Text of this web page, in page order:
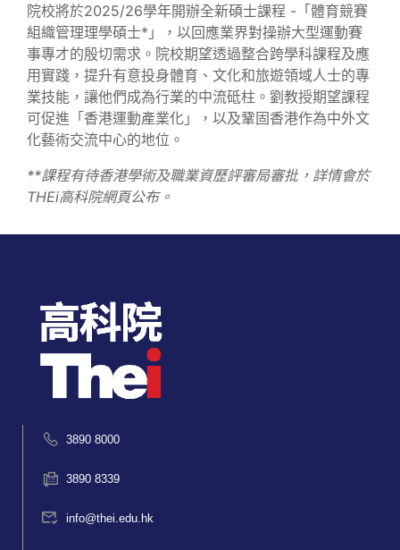
院校將於2025/26學年開辦全新碩士課程 -「體育競賽
組織管理理學碩士*」，以回應業界對操辦大型運動賽
事專才的殷切需求。院校期望透過整合跨學科課程及應
用實踐，提升有意投身體育、文化和旅遊領域人士的專
業技能，讓他們成為行業的中流砥柱。劉教授期望課程
可促進「香港運動產業化」，以及鞏固香港作為中外文
化藝術交流中心的地位。
**課程有待香港學術及職業資歷評審局審批，詳情會於
THEi高科院網頁公布。
3890 8000
3890 8339
info@thei.edu.hk